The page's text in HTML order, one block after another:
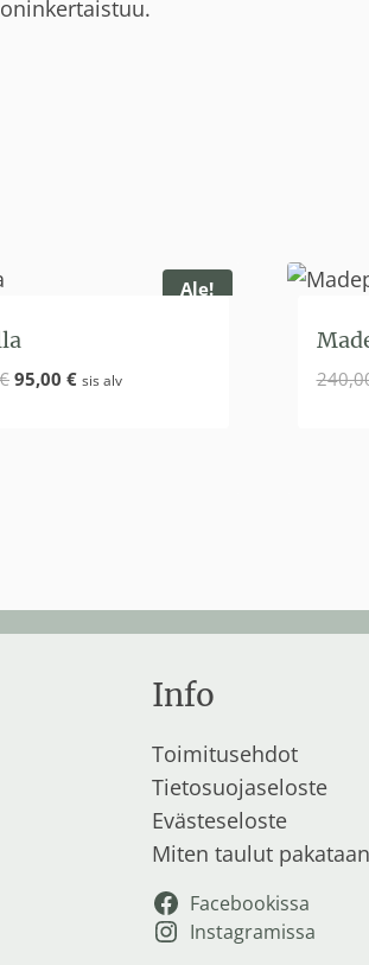
Ale!
€Alkuperäinen
95,00 €Nykyinen
sis alv
Info
Toimitusehdot
Tietosuojaseloste
Evästeseloste
Miten taulut
Facebookissa
Instagramissa